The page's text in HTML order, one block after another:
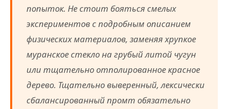
попыток. Не стоит бояться смелых
экспериментов с подробным описанием
физических материалов, заменяя хрупкое
муранское стекло на грубый литой чугун
или тщательно отполированное красное
дерево. Тщательно выверенный, лексически
сбалансированный промт обязательно